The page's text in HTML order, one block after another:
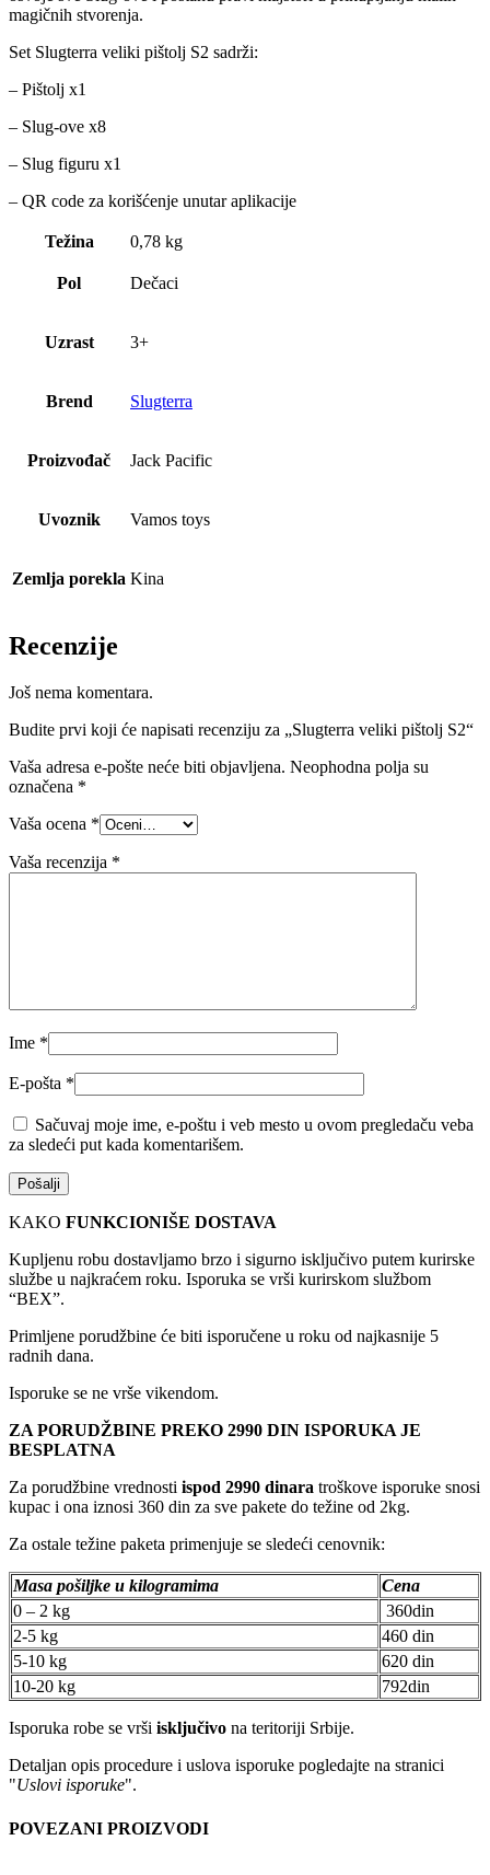
magičnih stvorenja.
Set Slugterra veliki pištolj S2 sadrži:
– Pištolj x1
– Slug-ove x8
– Slug figuru x1
– QR code za korišćenje unutar aplikacije
Težina 0,78 kg
Pol Dečaci
Uzrast 3+
Brend Slugterra
Proizvođač Jack Pacific
Uvoznik Vamos toys
Zemlja porekla Kina
Recenzije
Još nema komentara.
Budite prvi koji će napisati recenziju za „Slugterra veliki pištolj S2“
Vaša adresa e-pošte neće biti objavljena. Neophodna polja su
označena *
Vaša ocena *
Vaša recenzija *
Ime *
E-pošta *
Sačuvaj moje ime, e-poštu i veb mesto u ovom pregledaču veba
za sledeći put kada komentarišem.
KAKO FUNKCIONIŠE DOSTAVA
Kupljenu robu dostavljamo brzo i sigurno isključivo putem kurirske
službe u najkraćem roku. Isporuka se vrši kurirskom službom
“BEX”.
Primljene porudžbine će biti isporučene u roku od najkasnije 5
radnih dana.
Isporuke se ne vrše vikendom.
ZA PORUDŽBINE PREKO 2990 DIN ISPORUKA JE
BESPLATNA
Za porudžbine vrednosti ispod 2990 dinara troškove isporuke snosi
kupac i ona iznosi 360 din za sve pakete do težine od 2kg.
Za ostale težine paketa primenjuje se sledeći cenovnik:
Masa pošiljke u kilogramima
Cena
0 – 2 kg
360din
2-5 kg
460 din
5-10 kg
620 din
10-20 kg
792din
Isporuka robe se vrši isključivo na teritoriji Srbije.
Detaljan opis procedure i uslova isporuke pogledajte na stranici
"Uslovi isporuke".
POVEZANI PROIZVODI